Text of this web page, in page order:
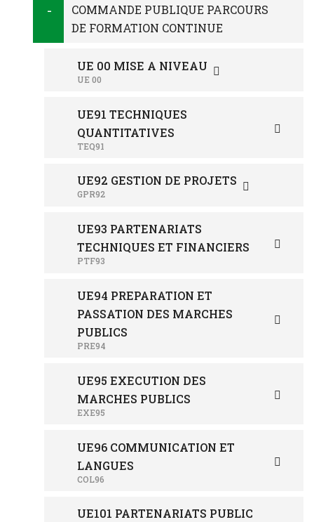
COMMANDE PUBLIQUE PARCOURS
DE FORMATION CONTINUE
UE 00 MISE A NIVEAU
UE 00
UE91 TECHNIQUES
QUANTITATIVES
TEQ91
UE92 GESTION DE PROJETS
GPR92
UE93 PARTENARIATS
TECHNIQUES ET FINANCIERS
PTF93
UE94 PREPARATION ET
PASSATION DES MARCHES
PUBLICS
PRE94
UE95 EXECUTION DES
MARCHES PUBLICS
EXE95
UE96 COMMUNICATION ET
LANGUES
COL96
UE101 PARTENARIATS PUBLIC